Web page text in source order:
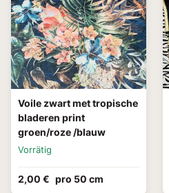
Voile zwart met tropische
bladeren print
groen/roze /blauw
Vorrätig
2,00 € pro 50 cm